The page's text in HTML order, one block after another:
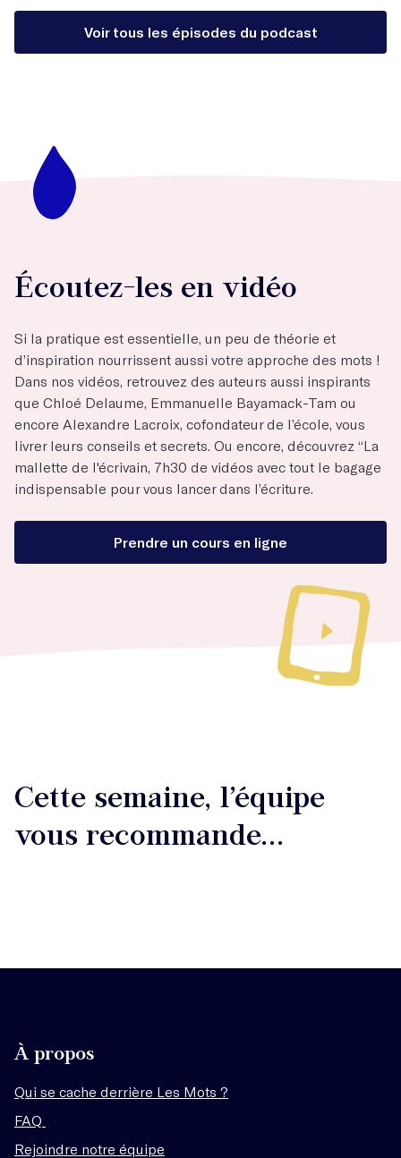
Voir tous les épisodes du podcast
Écoutez-les en vidéo
Si la pratique est essentielle, un peu de théorie et
d’inspiration nourrissent aussi votre approche des mots !
Dans nos vidéos, retrouvez des auteurs aussi inspirants
que Chloé Delaume, Emmanuelle Bayamack-Tam ou
encore Alexandre Lacroix, cofondateur de l’école, vous
livrer leurs conseils et secrets. Ou encore, découvrez “La
mallette de l'écrivain, 7h30 de vidéos avec tout le bagage
indispensable pour vous lancer dans l’écriture.
Prendre un cours en ligne
Cette semaine, l’équipe
vous recommande...
À propos
Qui se cache derrière Les Mots ?
FAQ
Rejoindre notre équipe